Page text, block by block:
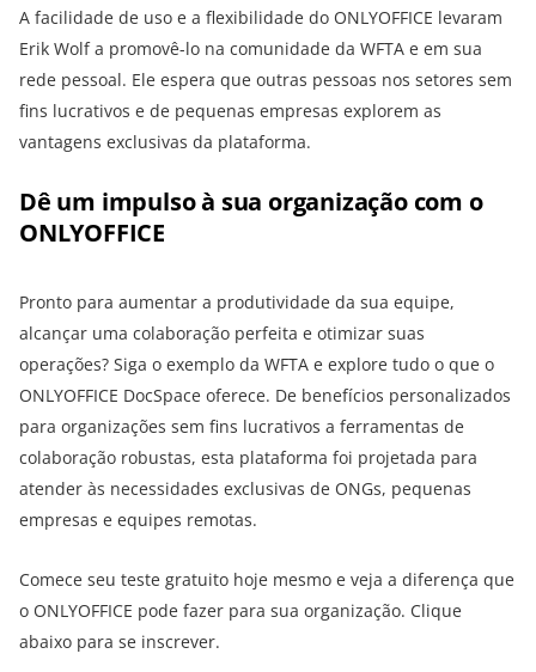
A facilidade de uso e a flexibilidade do ONLYOFFICE levaram
Erik Wolf a promovê-lo na comunidade da WFTA e em sua
rede pessoal. Ele espera que outras pessoas nos setores sem
fins lucrativos e de pequenas empresas explorem as
vantagens exclusivas da plataforma.
Dê um impulso à sua organização com o
ONLYOFFICE
Pronto para aumentar a produtividade da sua equipe,
alcançar uma colaboração perfeita e otimizar suas
operações? Siga o exemplo da WFTA e explore tudo o que o
ONLYOFFICE DocSpace oferece. De benefícios personalizados
para organizações sem fins lucrativos a ferramentas de
colaboração robustas, esta plataforma foi projetada para
atender às necessidades exclusivas de ONGs, pequenas
empresas e equipes remotas.
Comece seu teste gratuito hoje mesmo e veja a diferença que
o ONLYOFFICE pode fazer para sua organização. Clique
abaixo para se inscrever.